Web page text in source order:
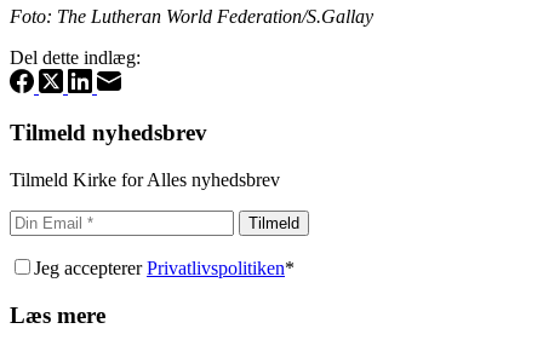
Foto: The Lutheran World Federation/S.Gallay
Del dette indlæg:
Tilmeld nyhedsbrev
Tilmeld Kirke for Alles nyhedsbrev
Tilmeld
Jeg acceptererPrivatlivspolitiken*
Læs mere